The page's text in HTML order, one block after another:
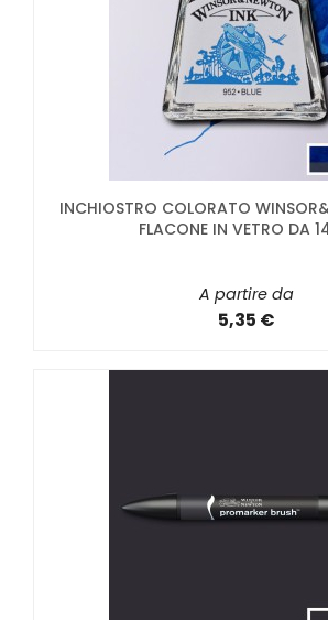
INCHIOSTRO COLORATO
FLACONE IN VETRO DA
A partire da
5,35 €